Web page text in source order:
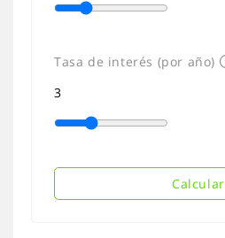
Tasa de interés (por año)
Calcular